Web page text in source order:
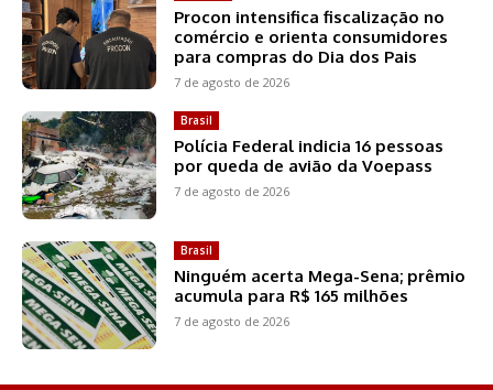
Procon intensifica fiscalização no
comércio e orienta consumidores
para compras do Dia dos Pais
7 de agosto de 2026
Brasil
Polícia Federal indicia 16 pessoas
por queda de avião da Voepass
7 de agosto de 2026
Brasil
Ninguém acerta Mega-Sena; prêmio
acumula para R$ 165 milhões
7 de agosto de 2026